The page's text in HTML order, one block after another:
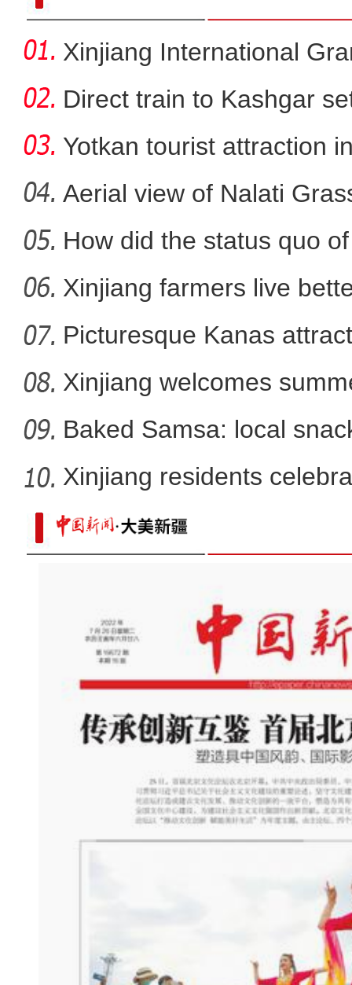
新疆库车小学生暑期乐
Xinjiang International
Direct train to Kashgar
Yotkan tourist attraction
Aerial view of Nalati
How did the status quo
Xinjiang farmers live
Picturesque Kanas
Xinjiang welcomes
Baked Samsa: local
Xinjiang residents